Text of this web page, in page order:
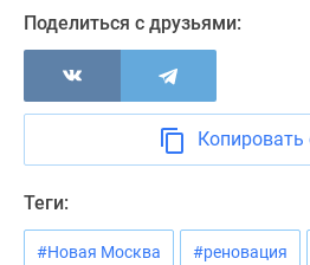
Экспертиза
новостроек
Эксперты
Контакты
Реклама
Поделиться с друзьями:
Копировать
Теги:
#Новая Москва #реновация